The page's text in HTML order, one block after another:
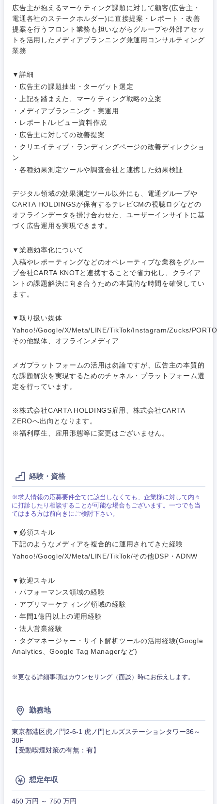
広告主が抱えるマーケティング課題に対して顧客(広告主・
電通各社のステークホルダー)に直接提案・レポート・改善
提案を行うフロント業務も担いながらグループや外部アセッ
トを活用したメディアプランニング兼運用コンサルティング
業務
▼詳細
・広告主の課題抽出・ターゲット選定
・上記を踏まえた、マーケティング戦略の立案
・メディアプランニング・実運用
・レポート/レビュー資料作成
・広告主に対しての改善提案
・クリエイティブ・ランディングページの改善ディレクショ
ン
・各種効果測定ツールや調査会社と連携した効果検証
デジタル領域の効果測定ツール以外にも、電通グループや
CARTA HOLDINGSが保有するテレビCMの視聴ログなどの
オフラインデータを掛け合わせた、ユーザーインサイトに基
づく広告運用を実現できます。
▼業務効率化について
入稿やレポーティングなどのオペレーティブな業務をグルー
プ会社CARTA KNOTと連携することで省力化し、クライア
ントの課題解決に向き合うための本質的な時間を確保してい
ます。
▼取り扱い媒体
Yahoo!/Google/X/Meta/LINE/TikTok/Instagram/Zucks/
その他媒体、オフラインメディア
メガプラットフォームの活用は勿論ですが、広告主の本質的
な課題解決を実現するためのチャネル・プラットフォーム選
定を行っています。
※株式会社CARTA HOLDINGS雇用、株式会社CARTA
ZEROへ出向となります。
※福利厚生、雇用形態等に変更はございません。
経験・資格
※求人情報の応募要件全てに該当しなくても、企業様に対して内々
に打診したり相談することが可能な場合もございます。一つでも当
てはまる方は前向きにご検討下さい。
▼必須スキル
下記のようなメディアを複合的に運用されてきた経験
Yahoo!/Google/X/Meta/LINE/TikTok/その他DSP・ADNW
▼歓迎スキル
・パフォーマンス領域の経験
・アプリマーケティング領域の経験
・年間1億円以上の運用経験
・法人営業経験
・タグマネージャー・サイト解析ツールの活用経験(Google
Analytics、Google Tag Managerなど)
※更なる詳細事項はカウンセリング（面談）時にお伝えします。
勤務地
東京都港区虎ノ門2-6-1 虎ノ門ヒルズステーションタワー36～
38F
【受動喫煙対策の有無：有】
想定年収
450 万円 ～ 750 万円
ィング
営業
ティブ
コンサル
タント
専門職
技術職
Webサー
ビス・制
作、ゲー
ム
（モノづ
くり）
金融専門
メディカ
建設・施
事務職
政策渉外
サービス
クリエイティブ
専門職
技術職（IT）、Webサービス・制作、ゲーム
技術職（モノづくり）
不動産専門職
事務職
その他
メディカル・ヘルスケア・ライフサイエンス
建設・不動産
倉庫・運輸・物流
IT・通信
WEBサービス
コンサル・シンクタンク
広告・宣伝・印刷
マスメディア
エンターテイメント
法律・特許事務所・監査法人
人材・アウトソーシング
その他
関東地方
群馬県 埼玉県
神奈川県
甲信越・北陸
急募 第二新卒
外資系企業 英語を活かす
フルリモート
年間休日120日以